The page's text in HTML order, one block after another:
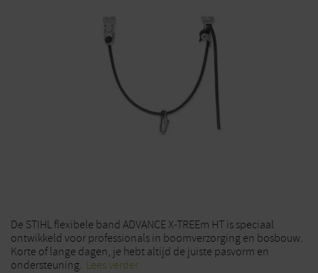
De STIHL flexibele band ADVANCE X-TREEm HT is speciaal
ontwikkeld voor professionals in boomverzorging en bosbouw.
Korte of lange dagen, je hebt altijd de juiste pasvorm en
ondersteuning. Lees verder